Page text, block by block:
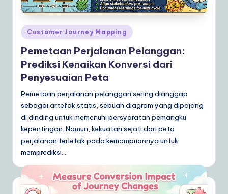
Posted
in
Customer Journey Mapping
Pemetaan Perjalanan Pelanggan:
Prediksi Kenaikan Konversi dari
Penyesuaian Peta
Pemetaan perjalanan pelanggan sering dianggap
sebagai artefak statis, sebuah diagram yang dipajang
di dinding untuk memenuhi persyaratan pemangku
kepentingan. Namun, kekuatan sejati dari peta
perjalanan terletak pada kemampuannya untuk
memprediksi.…